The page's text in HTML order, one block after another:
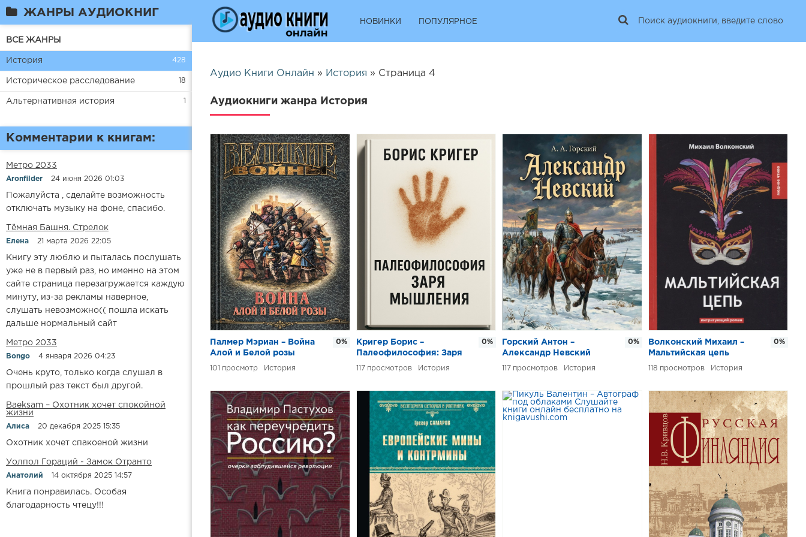
ЖАНРЫ АУДИОКНИГ
ВСЕ ЖАНРЫ
История 428
Историческое расследование 18
Альтернативная история 1
Комментарии к книгам:
Метро 2033
Aronfilder 24 июня 2026 01:03
Пожалуйста , сделайте возможность
отключать музыку на фоне, спасибо.
​​Тёмная Башня. Стрелок
Елена 21 марта 2026 22:05
Книгу эту люблю и пыталась послушать
уже не в первый раз, но именно на этом
сайте страница перезагружается каждую
минуту, из-за рекламы наверное,
слушать невозможно(( пошла искать
дальше нормальный сайт
Метро 2033
Bongo 4 января 2026 04:23
Очень круто, только когда слушал в
прошлый раз текст был другой.
Baeksam – Охотник хочет спокойной
жизни
Алиса 20 декабря 2025 15:35
Охотник хочет спакоеной жизни
Уолпол Гораций - Замок Отранто
Анатолий 14 октября 2025 14:57
Книга понравилась. Особая
благодарность чтецу!!!
НОВИНКИ ПОПУЛЯРНОЕ
Аудио Книги Онлайн » История » Страница 4
Аудиокниги жанра История
Палмер Мэриан – Война
Алой и Белой розы
101 История
0%
Кригер Борис –
Палеофилософия: Заря
мышления
117 История
0%
Горский Антон –
Александр Невский
117 История
0%
Волконский Михаил –
Мальтийская цепь
118 История
0%